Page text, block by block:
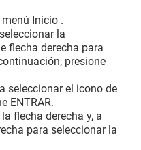
menú Inicio .
la
flecha derecha para
presione
seleccionar el icono de
ENTRAR.
flecha derecha y, a
para seleccionar la